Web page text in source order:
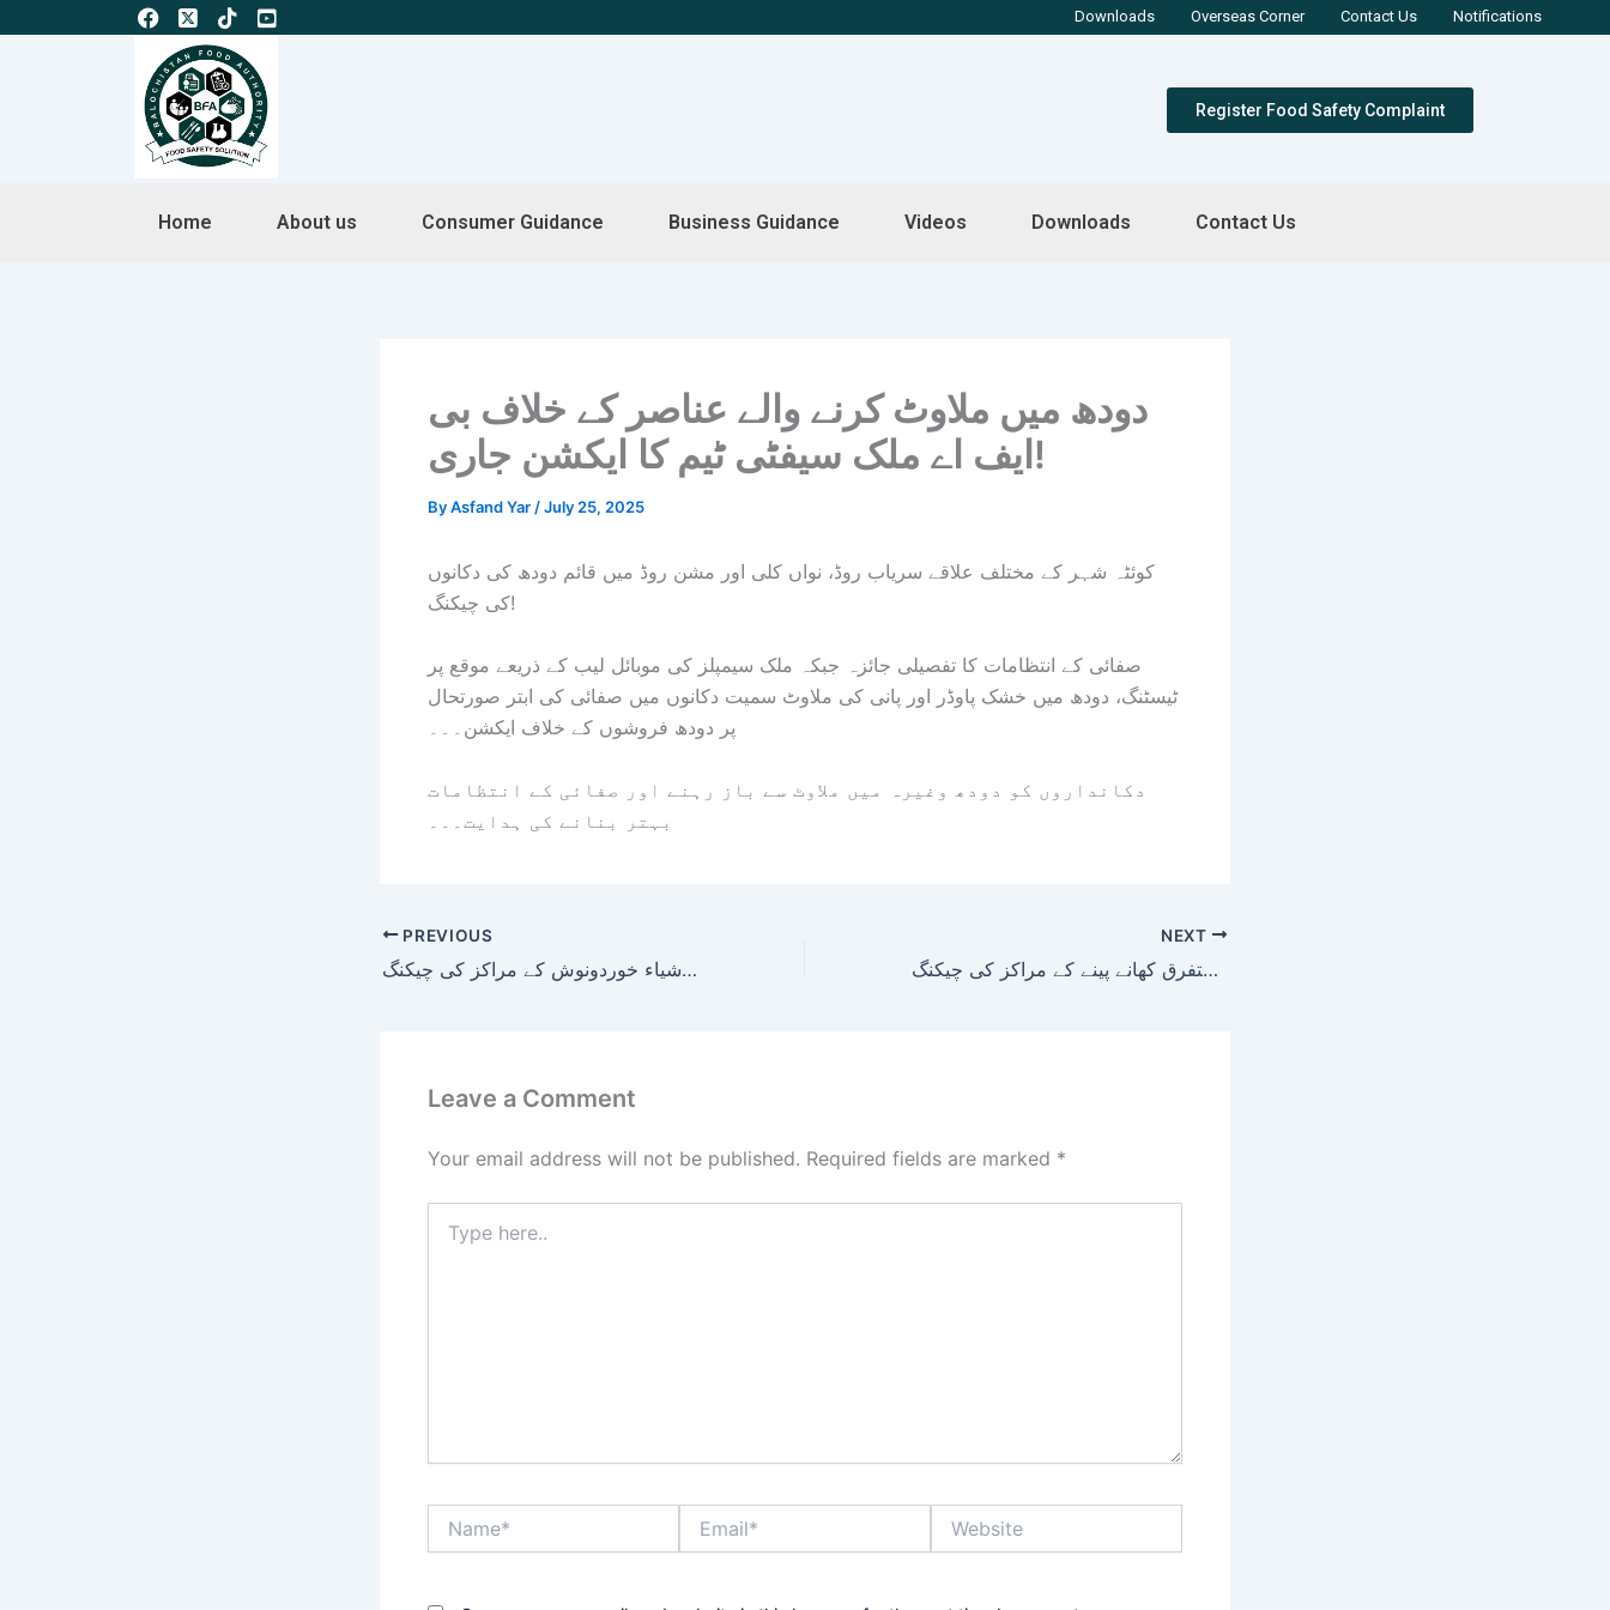
Downloads Overseas Corner Contact Us Notifications
Register Food Safety Complaint
Home About us Consumer Guidance Business Guidance Videos Downloads Contact Us
دودھ میں ملاوٹ کرنے والے عناصر کے خلاف بی
ایف اے ملک سیفٹی ٹیم کا ایکشن جاری!
ByAsfand Yar/July 25, 2025
کوئٹہ شہر کے مختلف علاقے سریاب روڈ، نواں کلی اور مشن روڈ میں قائم دودھ کی دکانوں
کی چیکنگ!
صفائی کے انتظامات کا تفصیلی جائزہ جبکہ ملک سیمپلز کی موبائل لیب کے ذریعے موقع پر
ٹیسٹنگ، دودھ میں خشک پاوڈر اور پانی کی ملاوٹ سمیت دکانوں میں صفائی کی ابتر صورتحال
پر دودھ فروشوں کے خلاف ایکشن۔۔۔
دکانداروں کو دودھ وغیرہ میں ملاوٹ سے باز رہنے اور صفائی کے انتظامات
بہتر بنانے کی ہدایت۔۔۔
PREVIOUS
لائسنس کے بغیر و قوانین کی خلاف ورزی پر بی ایف اے حکام کی کوئٹہ کے علاقے چلتن ہاؤسنگ سکیم میں قائم اشیاء خوردونوش کے مراکز کی چیکنگ!
NEXT
سبزل روڈ اور مبارک چوک پر قائم متفرق کھانے پینے کے مراکز کی چیکنگ!
Leave a Comment
Your email address will not be published. Required fields are marked *
here..